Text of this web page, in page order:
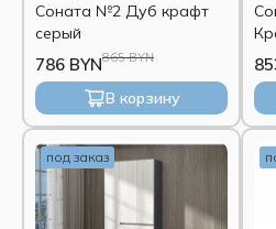
Соната №2 Дуб крафт
серый
865 BYN
786 BYN
В корзину
под заказ